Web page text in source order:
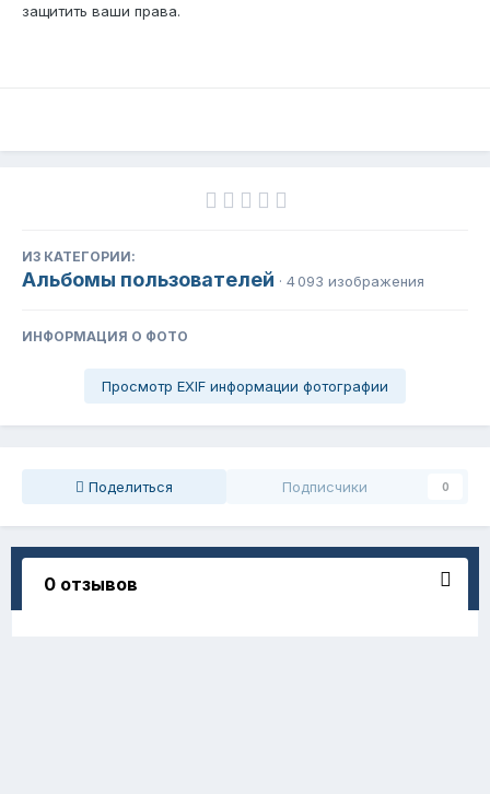
защитить ваши права.
ИЗ КАТЕГОРИИ:
Альбомы пользователей · 4 093 изображения
ИНФОРМАЦИЯ О ФОТО
Просмотр EXIF информации фотографии
Поделиться Подписчики 0
0 отзывов